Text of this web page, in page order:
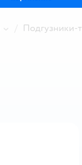
Подгузники-